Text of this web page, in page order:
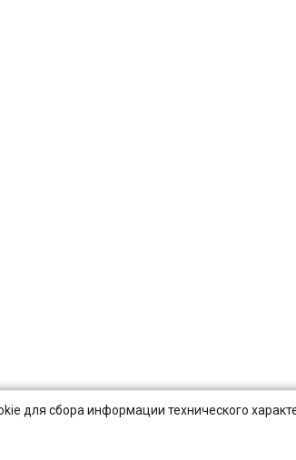
для сбора информации технического